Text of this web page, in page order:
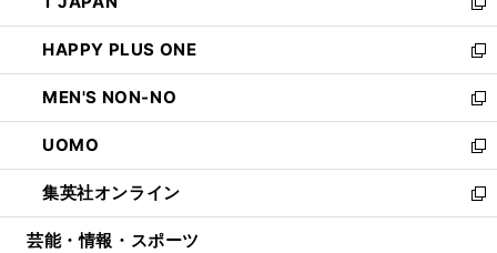
開
く
ウ
で
開
く
ィ
ン
ド
ウ
で
開
く
い
ウ
ィ
ン
ド
ウ
で
開
く
新
し
い
ウ
ィ
ン
ド
ウ
で
開
HAPPY PLUS ONE
新
し
い
ウ
ィ
ン
ド
ウ
MEN'S NON-NO
新
し
い
ウ
ィ
ン
UOMO
新
し
い
ウ
集英社オンライン
新
し
芸能・情報・スポーツ